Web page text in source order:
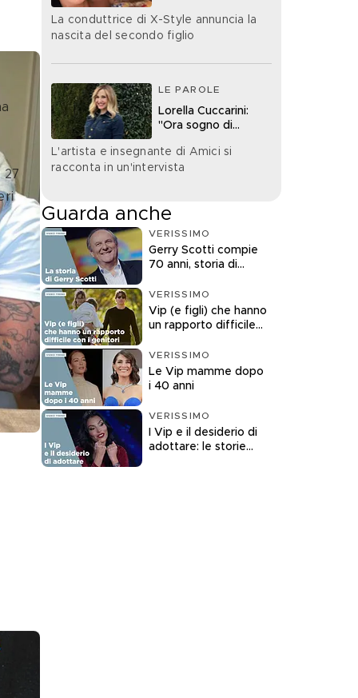
La conduttrice di X-Style annuncia la
nascita del secondo figlio
LE PAROLE
Lorella Cuccarini:
"Ora sogno di
L'artista e insegnante di Amici si
racconta in un'intervista
Guarda anche
VERISSIMO
Gerry Scotti compie
70 anni, storia di
VERISSIMO
Vip (e figli) che hanno
un rapporto difficile
VERISSIMO
Le Vip mamme dopo
i 40 anni
VERISSIMO
I Vip e il desiderio di
adottare: le storie